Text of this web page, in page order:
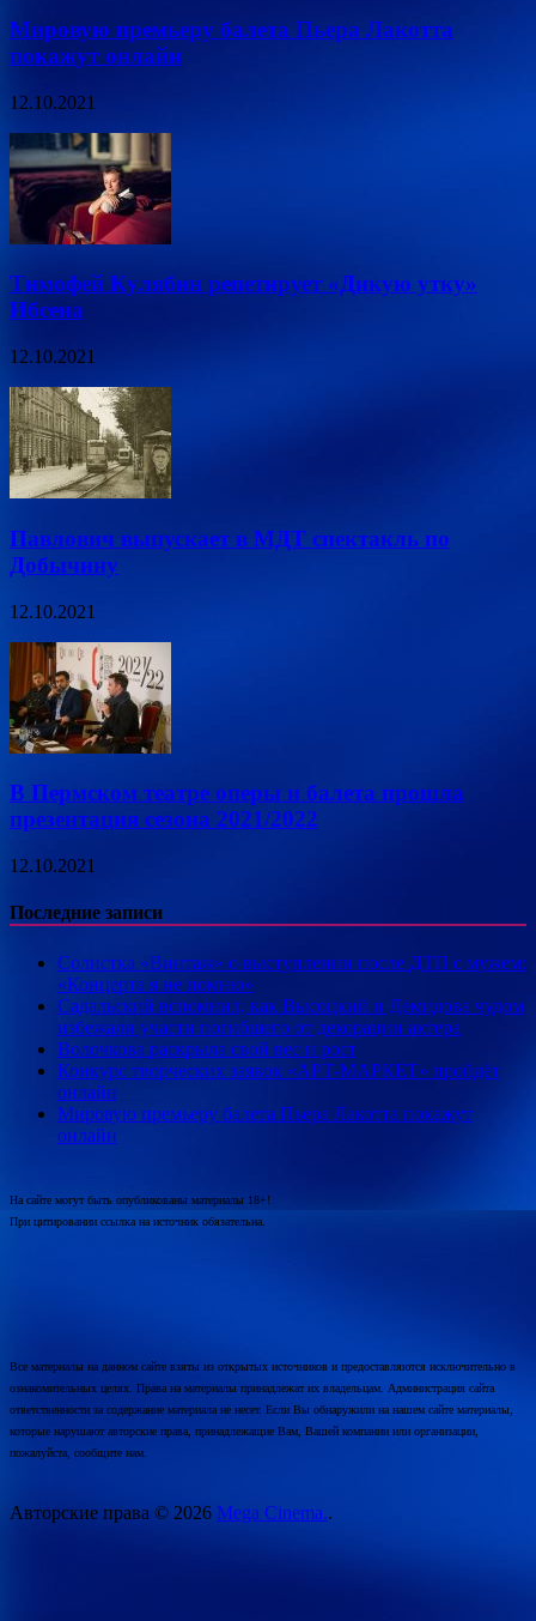
Мировую премьеру балета Пьера Лакотта
покажут онлайн
12.10.2021
Тимофей Кулябин репетирует «Дикую утку»
Ибсена
12.10.2021
Павлович выпускает в МДТ спектакль по
Добычину
12.10.2021
В Пермском театре оперы и балета прошла
презентация сезона 2021/2022
12.10.2021
Последние записи
Солистка «Винтаж» о выступлении после ДТП с мужем:
«Концерта я не помню»
Садальский вспомнил, как Высоцкий и Демидова чудом
избежали участи погибшего от декорации актера
Волочкова раскрыла свой вес и рост
Конкурс творческих заявок «АРТ-МАРКЕТ» пройдёт
онлайн
Мировую премьеру балета Пьера Лакотта покажут
онлайн
На сайте могут быть опубликованы материалы 18+!
При цитировании ссылка на источник обязательна.
Все материалы на данном сайте взяты из открытых источников и предоставляются исключительно в
ознакомительных целях. Права на материалы принадлежат их владельцам. Администрация сайта
ответственности за содержание материала не несет. Если Вы обнаружили на нашем сайте материалы,
которые нарушают авторские права, принадлежащие Вам, Вашей компании или организации,
пожалуйста, сообщите нам.
Авторские права © 2026 Mega Cinema..